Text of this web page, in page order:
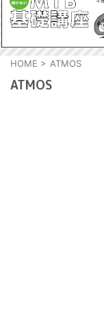
HOME > ATMOS
ATMOS